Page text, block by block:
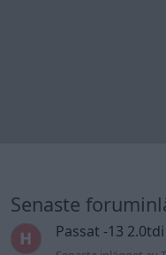
Inget
(Golf V 1.6)